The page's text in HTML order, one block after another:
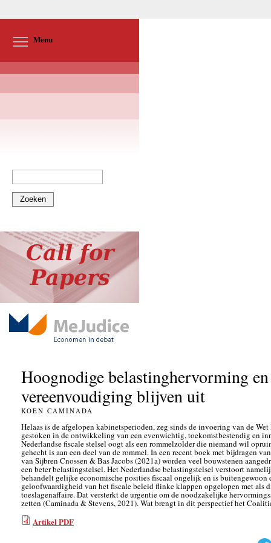
Menu
Zoeken
Hoognodige belastinghervorming en
vereenvoudiging blijven uit
KOEN CAMINADA
Helaas is de afgelopen kabinetsperioden, zeg sinds de invoering van de
gestoken in de ontwikkeling van een evenwichtig, toekomstbestendig en
Nederlandse fiscale stelsel oogt als een rommelzolder die niemand wil
gehecht is aan een deel van de rommel. In een recent boek met bijdragen
van Sijbren Cnossen & Bas Jacobs (2021a) worden veel bouwstenen
een beter belastingstelsel. Het Nederlandse belastingstelsel verstoort
behandelt gelijke economische posities fiscaal ongelijk en is buitengewoon
geloofwaardigheid van het fiscale beleid flinke klappen opgelopen met als
toeslagenaffaire. Dat versterkt de urgentie om de noodzakelijke
zetten (Caminada & Stevens, 2021). Wat brengt in dit perspectief het
Artikel PDF